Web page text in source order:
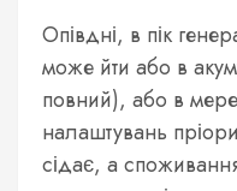
Опівдні, в пік
може йти або в
повний), або в
налаштувань
сідає, а